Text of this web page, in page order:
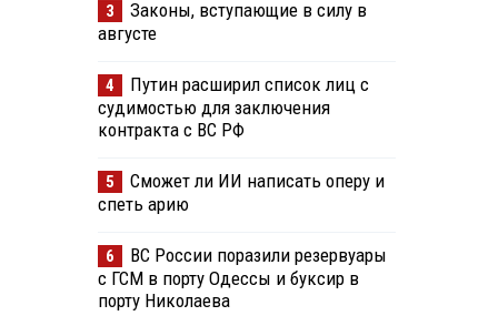
3
Законы, вступающие в силу в
августе
4
Путин расширил список лиц с
судимостью для заключения
контракта с ВС РФ
5
Сможет ли ИИ написать оперу и
спеть арию
6
ВС России поразили резервуары
с ГСМ в порту Одессы и буксир в
порту Николаева